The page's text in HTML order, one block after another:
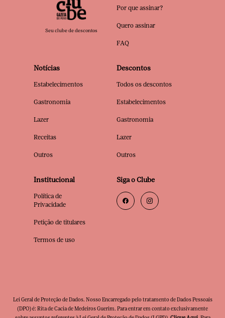
Seu clube de descontos
Por que assinar?
Quero assinar
FAQ
Notícias
Estabelecimentos
Gastronomia
Lazer
Receitas
Outros
Descontos
Todos os descontos
Estabelecimentos
Gastronomia
Lazer
Outros
Institucional
Política de
Privacidade
Petição de titulares
Termos de uso
Siga o Clube
Lei Geral de Proteção de Dados. Nosso Encarregado pelo tratamento de Dados Pessoais
(DPO) é: Rita de Cacia de Medeiros Guerim. Para entrar em contato exclusivamente